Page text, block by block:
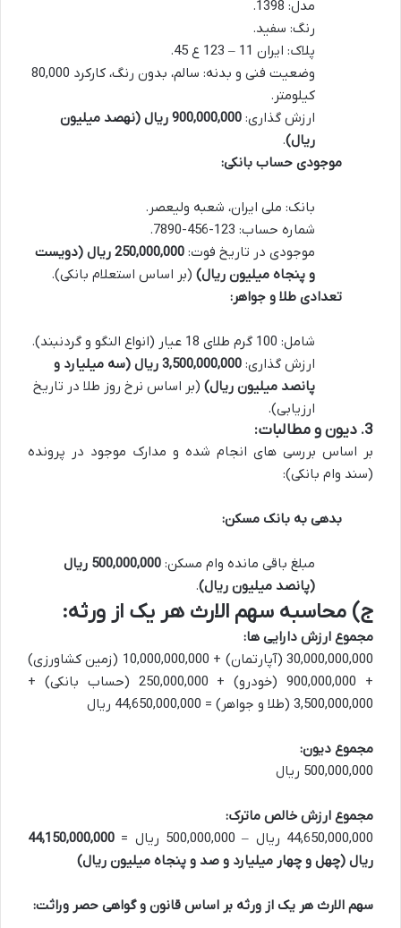
مدل: 1398.
رنگ: سفید.
پلاک: ایران 11 – 123 ع 45.
وضعیت فنی و بدنه: سالم، بدون رنگ، کارکرد 80,000
کیلومتر.
ارزش گذاری:
900,000,000 ریال (نهصد میلیون
ریال).
موجودی حساب بانکی:
بانک: ملی ایران، شعبه ولیعصر.
شماره حساب: 123-456-7890.
موجودی در تاریخ فوت:
250,000,000 ریال (دویست
و پنجاه میلیون ریال) (بر اساس استعلام بانکی).
تعدادی طلا و جواهر:
شامل: 100 گرم طلای 18 عیار (انواع النگو و گردنبند).
ارزش گذاری:
3,500,000,000 ریال (سه میلیارد و
پانصد میلیون ریال) (بر اساس نرخ روز طلا در تاریخ
ارزیابی).
3. دیون و مطالبات:
بر اساس بررسی های انجام شده و مدارک موجود در پرونده
(سند وام بانکی):
بدهی به بانک مسکن:
مبلغ باقی مانده وام مسکن:
500,000,000 ریال
(پانصد میلیون ریال).
ج) محاسبه سهم الارث هر یک از ورثه:
مجموع ارزش دارایی ها:
30,000,000,000 (آپارتمان) + 10,000,000,000 (زمین کشاورزی)
+ 900,000,000 (خودرو) + 250,000,000 (حساب بانکی) +
3,500,000,000 (طلا و جواهر) = 44,650,000,000 ریال
مجموع دیون:
500,000,000 ریال
مجموع ارزش خالص ماترک:
44,650,000,000 ریال – 500,000,000 ریال =
44,150,000,000
ریال (چهل و چهار میلیارد و صد و پنجاه میلیون ریال)
سهم الارث هر یک از ورثه بر اساس قانون و گواهی حصر وراثت: